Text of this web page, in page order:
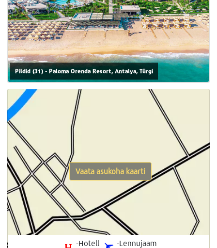
Pildid (31) - Paloma Orenda Resort, Antalya, Türgi
-Hotell -Lennujaam
Vaata asukoha kaarti